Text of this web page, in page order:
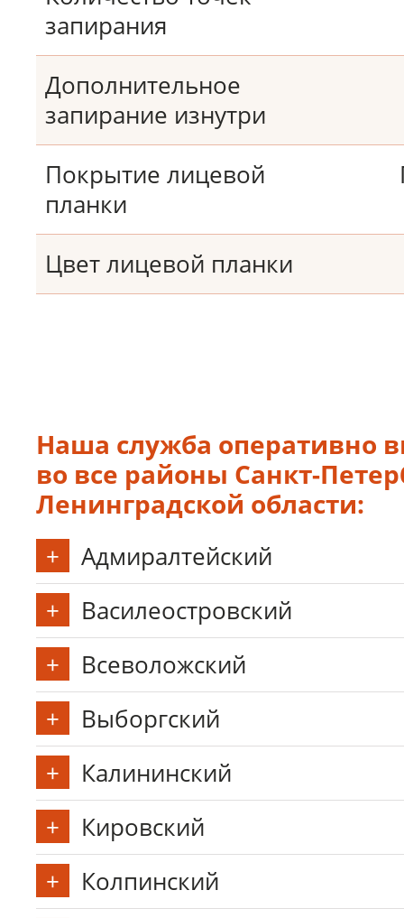
запирания
Дополнительное
запирание изнутри
Покрытие лицевой
планки
Цвет лицевой планки
Наша служба оперативно
во все районы Санкт-
Ленинградской области:
Адмиралтейский
Василеостровский
Всеволожский
Выборгский
Калининский
Кировский
Колпинский